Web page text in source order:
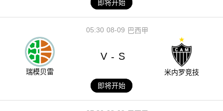
即将开始
08-09
05:30 巴西甲
瑞模贝雷
V - S
米内罗竞技
即将开始